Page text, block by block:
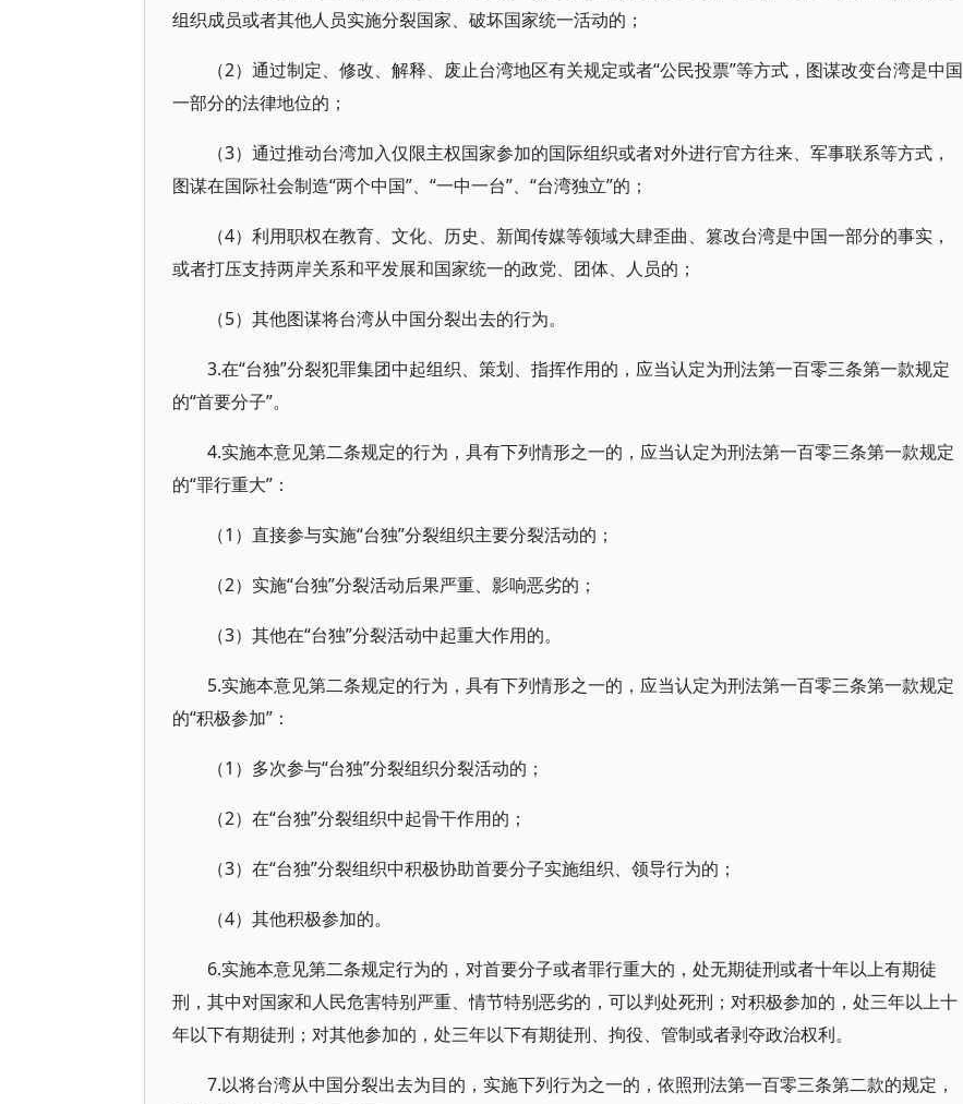
组织成员或者其他人员实施分裂国家、破坏国家统一活动的；
（2）通过制定、修改、解释、废止台湾地区有关规定或者“公民投票”等方式，图谋改变台湾是中国
一部分的法律地位的；
（3）通过推动台湾加入仅限主权国家参加的国际组织或者对外进行官方往来、军事联系等方式，
图谋在国际社会制造“两个中国”、“一中一台”、“台湾独立”的；
（4）利用职权在教育、文化、历史、新闻传媒等领域大肆歪曲、篡改台湾是中国一部分的事实，
或者打压支持两岸关系和平发展和国家统一的政党、团体、人员的；
（5）其他图谋将台湾从中国分裂出去的行为。
3.在“台独”分裂犯罪集团中起组织、策划、指挥作用的，应当认定为刑法第一百零三条第一款规定
的“首要分子”。
4.实施本意见第二条规定的行为，具有下列情形之一的，应当认定为刑法第一百零三条第一款规定
的“罪行重大”：
（1）直接参与实施“台独”分裂组织主要分裂活动的；
（2）实施“台独”分裂活动后果严重、影响恶劣的；
（3）其他在“台独”分裂活动中起重大作用的。
5.实施本意见第二条规定的行为，具有下列情形之一的，应当认定为刑法第一百零三条第一款规定
的“积极参加”：
（1）多次参与“台独”分裂组织分裂活动的；
（2）在“台独”分裂组织中起骨干作用的；
（3）在“台独”分裂组织中积极协助首要分子实施组织、领导行为的；
（4）其他积极参加的。
6.实施本意见第二条规定行为的，对首要分子或者罪行重大的，处无期徒刑或者十年以上有期徒
刑，其中对国家和人民危害特别严重、情节特别恶劣的，可以判处死刑；对积极参加的，处三年以上十
年以下有期徒刑；对其他参加的，处三年以下有期徒刑、拘役、管制或者剥夺政治权利。
7.以将台湾从中国分裂出去为目的，实施下列行为之一的，依照刑法第一百零三条第二款的规定，